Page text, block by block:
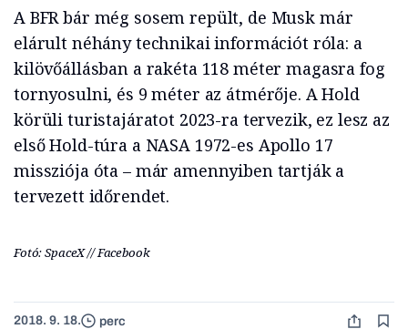
A BFR bár még sosem repült, de Musk már
elárult néhány technikai információt róla: a
kilövőállásban a rakéta 118 méter magasra fog
tornyosulni, és 9 méter az átmérője. A Hold
körüli turistajáratot 2023-ra tervezik, ez lesz az
első Hold-túra a NASA 1972-es Apollo 17
missziója óta – már amennyiben tartják a
tervezett időrendet.
Fotó: SpaceX // Facebook
2018. 9. 18. perc